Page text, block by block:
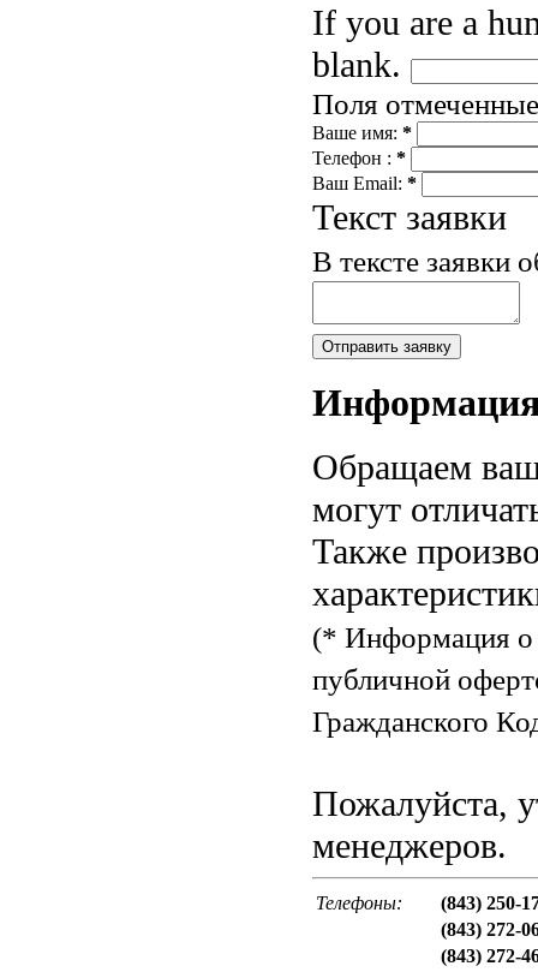
If you are a
blank.
Поля
Ваше имя: *
Телефон : *
Ваш Email: *
Текст заявки
В тексте заявки
Обращаем
могут
Также
(* Информация о
публичной
Гражданского
Пожалуйста,
менеджеров.
Телефоны:
(843) 250-
(843) 272-
(843) 272-